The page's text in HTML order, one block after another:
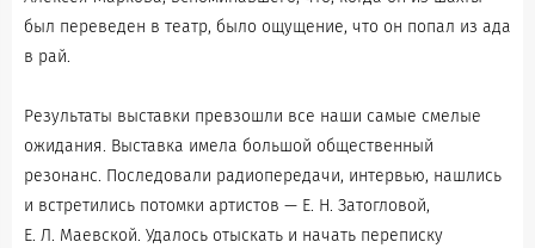
был переведен в театр, было ощущение, что он попал из ада
в рай.
Результаты выставки превзошли все наши самые смелые
ожидания. Выставка имела большой общественный
резонанс. Последовали радиопередачи, интервью, нашлись
и встретились потомки артистов — Е. Н. Затогловой,
Е. Л. Маевской. Удалось отыскать и начать переписку